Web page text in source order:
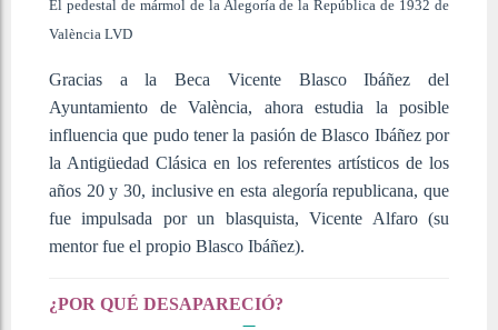
El pedestal de mármol de la Alegoría de la República de 1932 de
València LVD
Gracias a la Beca Vicente Blasco Ibáñez del
Ayuntamiento de València, ahora estudia la posible
influencia que pudo tener la pasión de Blasco Ibáñez por
la Antigüedad Clásica en los referentes artísticos de los
años 20 y 30, inclusive en esta alegoría republicana, que
fue impulsada por un blasquista, Vicente Alfaro (su
mentor fue el propio Blasco Ibáñez).
¿POR QUÉ DESAPARECIÓ?